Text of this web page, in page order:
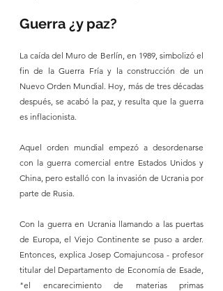
Guerra ¿y paz?
La caída del Muro de Berlín, en 1989, simbolizó el
fin de la Guerra Fría y la construcción de un
Nuevo Orden Mundial. Hoy, más de tres décadas
después, se acabó la paz, y resulta que la guerra
es inflacionista.
Aquel orden mundial empezó a desordenarse
con la guerra comercial entre Estados Unidos y
China, pero estalló con la invasión de Ucrania por
parte de Rusia.
Con la guerra en Ucrania llamando a las puertas
de Europa, el Viejo Continente se puso a arder.
Entonces, explica Josep Comajuncosa - profesor
titular del Departamento de Economía de Esade,
"el encarecimiento de materias primas